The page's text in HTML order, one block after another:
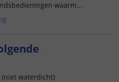
waarm...
(niet waterdicht)